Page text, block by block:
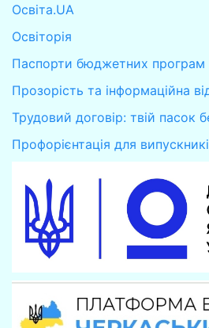
Освіта.UA
Освіторія
Паспорти бюджетних програм
Прозорість та інформаційна
Трудовий договір: твій пасок
Профорієнтація для